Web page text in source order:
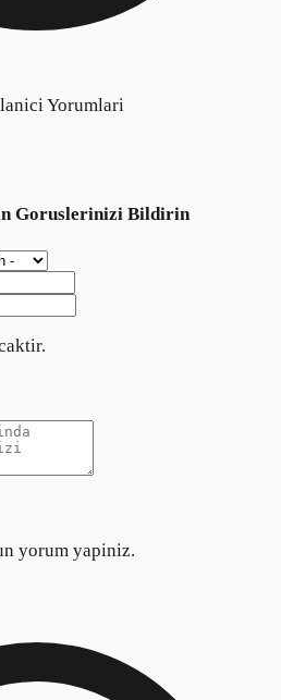
Yorumlari
Goruslerinizi Bildirin
yorum yapiniz.